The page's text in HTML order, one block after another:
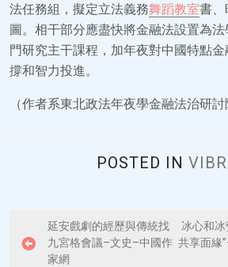
法任務組，擬定立法義務舞蹈教室書、
圖。相干部分應盡快將金融法設置為
門研究主干課程，加年夜對中國特點
撐和智力投進。
（作者系東北政法年夜學金融法治研討
POSTED IN
o
延安戲劇的經歷與傳統找
九宮格會議–文史–中國作
家網
冰心和冰
共享面緣